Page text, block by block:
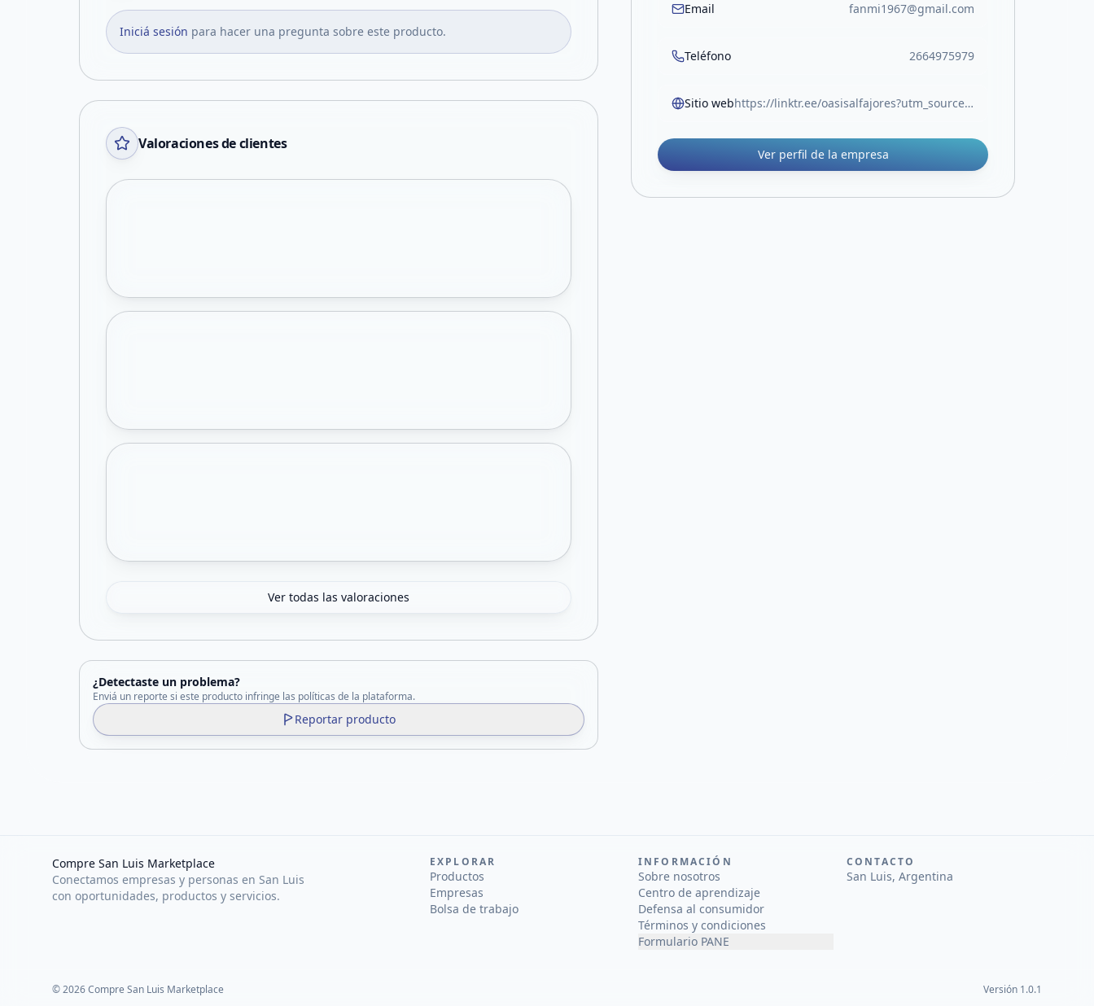
Iniciá sesión para hacer una pregunta sobre este producto.
Valoraciones de clientes
Ver todas las valoraciones
¿Detectaste un problema?
Enviá un reporte si este producto infringe las políticas de la plataforma.
Reportar producto
Email fanmi1967@gmail.com
Teléfono 2664975979
Sitio web https://linktr.ee/oasisalfajores?utm_source=linktree_profile_share
Ver perfil de la empresa
Compre San Luis Marketplace
Conectamos empresas y personas en San Luis
con oportunidades, productos y servicios.
EXPLORAR
Productos
Empresas
Bolsa de trabajo
INFORMACIÓN
Sobre nosotros
Centro de aprendizaje
Defensa al consumidor
Términos y condiciones
Formulario PANE
CONTACTO
San Luis, Argentina
©2026Compre San Luis Marketplace Versión 1.0.1